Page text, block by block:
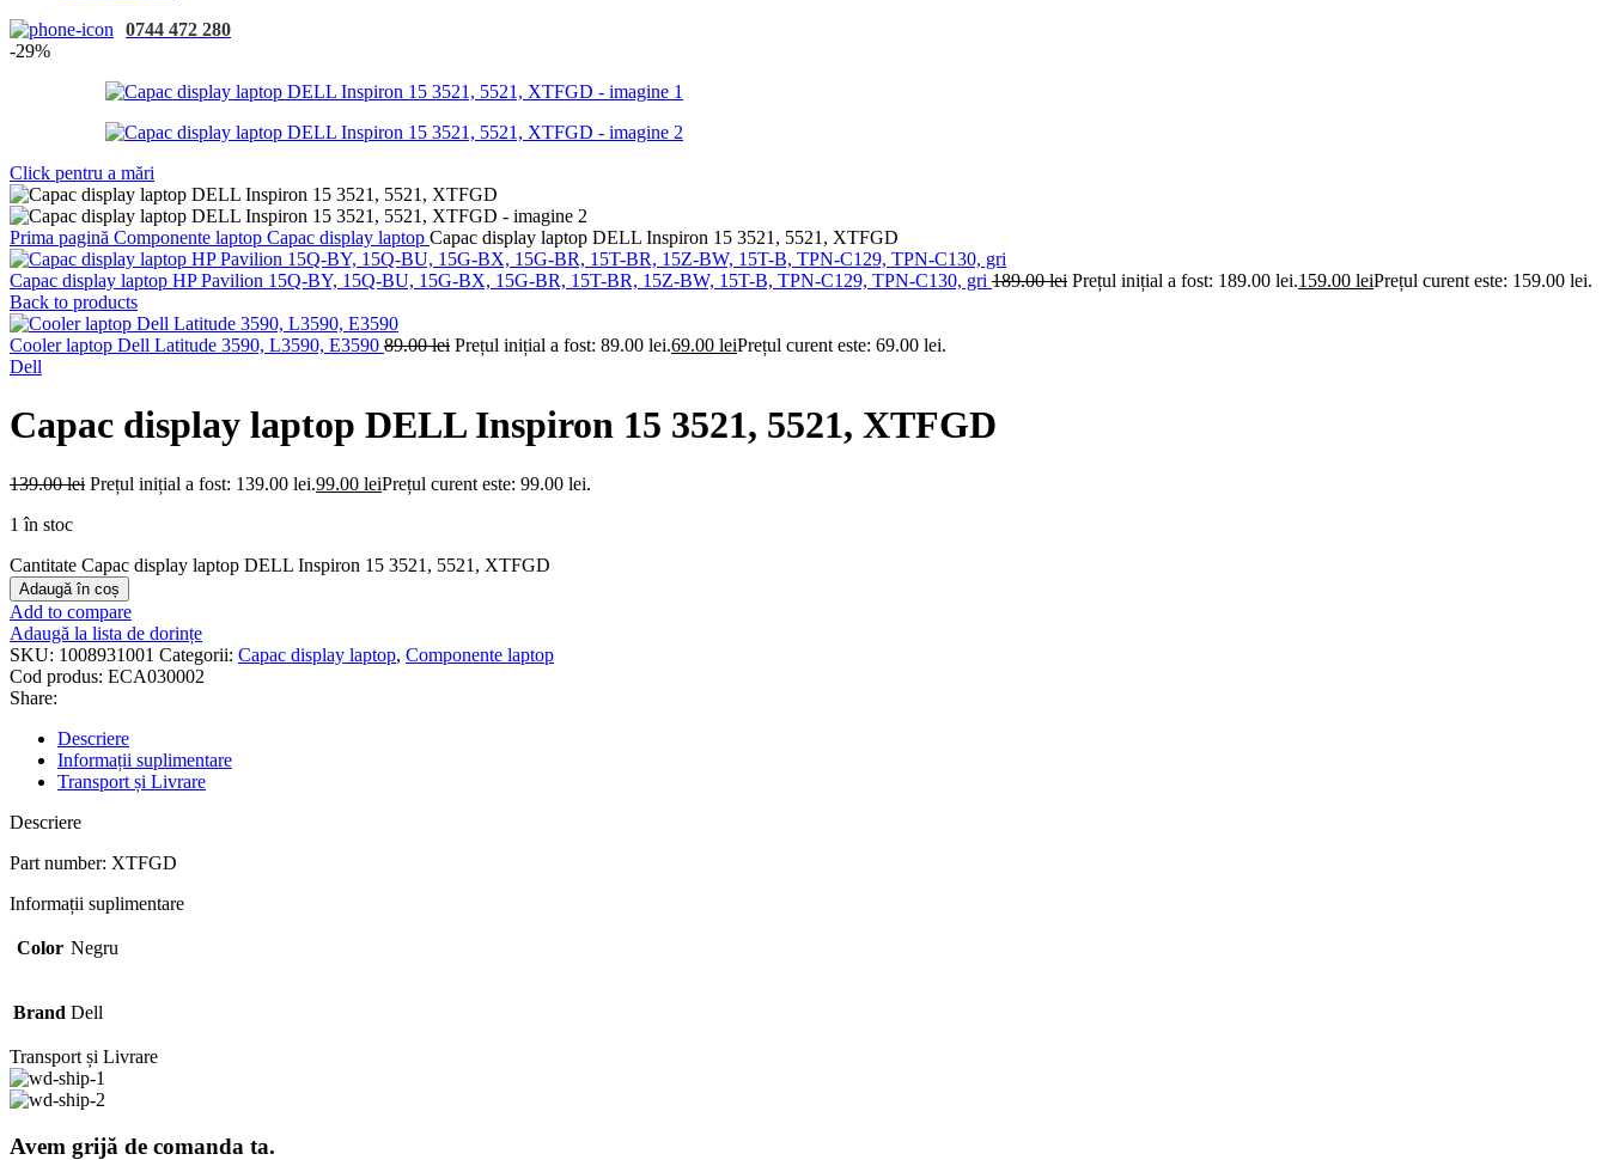
0744 472 280
-29%
Click pentru a mări
Prima pagină Componente laptop Capac display laptop Capac display laptop DELL Inspiron 15 3521, 5521, XTFGD
Capac display laptop HP Pavilion 15Q-BY, 15Q-BU, 15G-BX, 15G-BR, 15T-BR, 15Z-BW, 15T-B, TPN-C129, TPN-C130, gri 189.00lei Prețul inițial a fost: 189.00 lei.159.00 leiPrețul curent este: 159.00 lei.
Back to products
Cooler laptop Dell Latitude 3590, L3590, E3590 89.00lei Prețul inițial a fost: 89.00 lei.69.00 leiPrețul curent este: 69.00 lei.
Dell
Capac display laptop DELL Inspiron 15 3521, 5521, XTFGD
139.00lei Prețul inițial a fost: 139.00 lei.99.00 leiPrețul curent este: 99.00 lei.
1 în stoc
Cantitate Capac display laptop DELL Inspiron 15 3521, 5521, XTFGD
Adaugă în coș
Add to compare
Adaugă la lista de dorințe
SKU: 1008931001 Categorii: Capac display laptop, Componente laptop
Cod produs: ECA030002
Share:
Descriere
Informații suplimentare
Transport și Livrare
Descriere
Part number: XTFGD
Informații suplimentare
Color Negru
Brand Dell
Transport și Livrare
Avem grijă de comanda ta.